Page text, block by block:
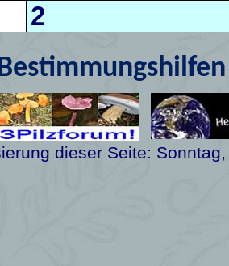
2
dieser Seite: